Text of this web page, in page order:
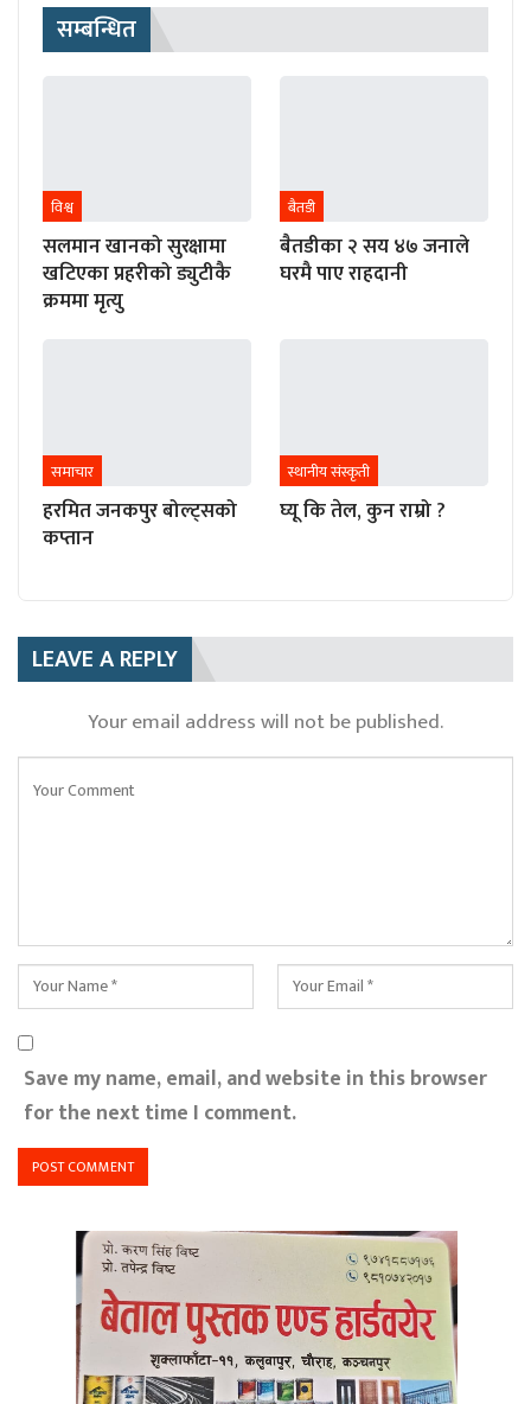
सम्बन्धित
विश्व
सलमान खानको सुरक्षामा
खटिएका प्रहरीको ड्युटीकै
क्रममा मृत्यु
बैतडी
बैतडीका २ सय ४७ जनाले
घरमै पाए राहदानी
समाचार
हरमित जनकपुर बोल्ट्सको
कप्तान
स्थानीय संस्कृती
घ्यू कि तेल, कुन राम्रो ?
LEAVE A REPLY
Your email address will not be published.
Save my name, email, and website in this browser
for the next time I comment.